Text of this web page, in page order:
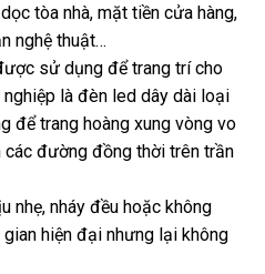
tòa nhà, mặt tiền cửa hàng,
nghệ thuật…
sử dụng để trang trí cho
là đèn led dây dài loại
để trang hoàng xung vòng vo
các đường đồng thời trên trần
nhẹ, nháy đều hoặc không
hiện đại nhưng lại không